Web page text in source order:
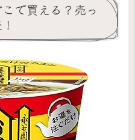
で買える？売っ